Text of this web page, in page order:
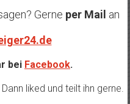
Gerne per Mail an
bei Facebook.
liked und teilt ihn gerne.